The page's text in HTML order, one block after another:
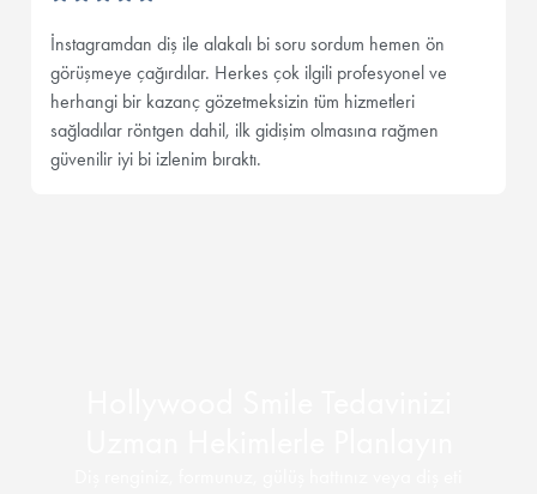
İnstagramdan diş ile alakalı bi soru sordum hemen ön
görüşmeye çağırdılar. Herkes çok ilgili profesyonel ve
herhangi bir kazanç gözetmeksizin tüm hizmetleri
sağladılar röntgen dahil, ilk gidişim olmasına rağmen
güvenilir iyi bi izlenim bıraktı.